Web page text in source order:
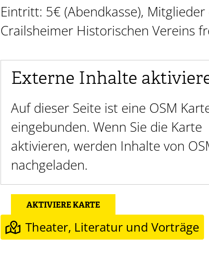
Eintritt: 5€ (Abendkasse), Mitglieder
Crailsheimer Historischen Vereins
Externe Inhalte
Auf dieser Seite ist eine OSM
eingebunden. Wenn Sie die Karte
aktivieren, werden Inhalte von
nachgeladen.
AKTIVIERE KARTE
Theater, Literatur und Vorträge